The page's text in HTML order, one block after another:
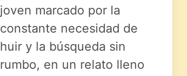
joven marcado por la
constante necesidad de
huir y la búsqueda sin
rumbo, en un relato lleno